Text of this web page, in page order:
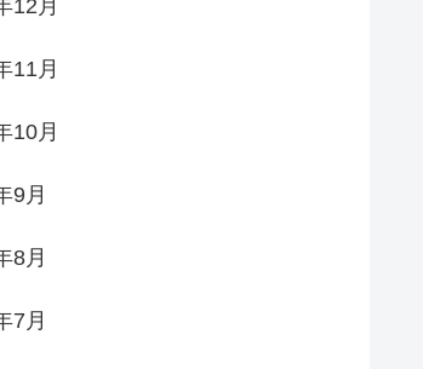
12月
11月
10月
9月
8月
7月